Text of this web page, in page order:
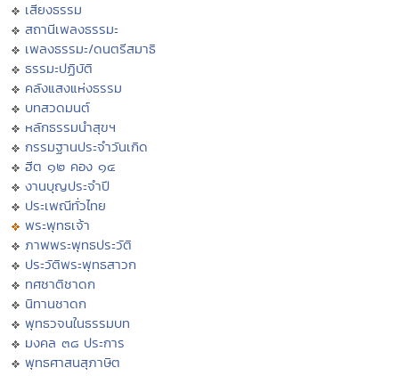
เสียงธรรม
สถานีเพลงธรรมะ
เพลงธรรมะ/ดนตรีสมาธิ
ธรรมะปฏิบัติ
คลังแสงแห่งธรรม
บทสวดมนต์
หลักธรรมนำสุขฯ
กรรมฐานประจำวันเกิด
ฮีต ๑๒ คอง ๑๔
งานบุญประจำปี
ประเพณีทั่วไทย
พระพุทธเจ้า
ภาพพระพุทธประวัติ
ประวัติพระพุทธสาวก
ทศชาติชาดก
นิทานชาดก
พุทธวจนในธรรมบท
มงคล ๓๘ ประการ
พุทธศาสนสุภาษิต